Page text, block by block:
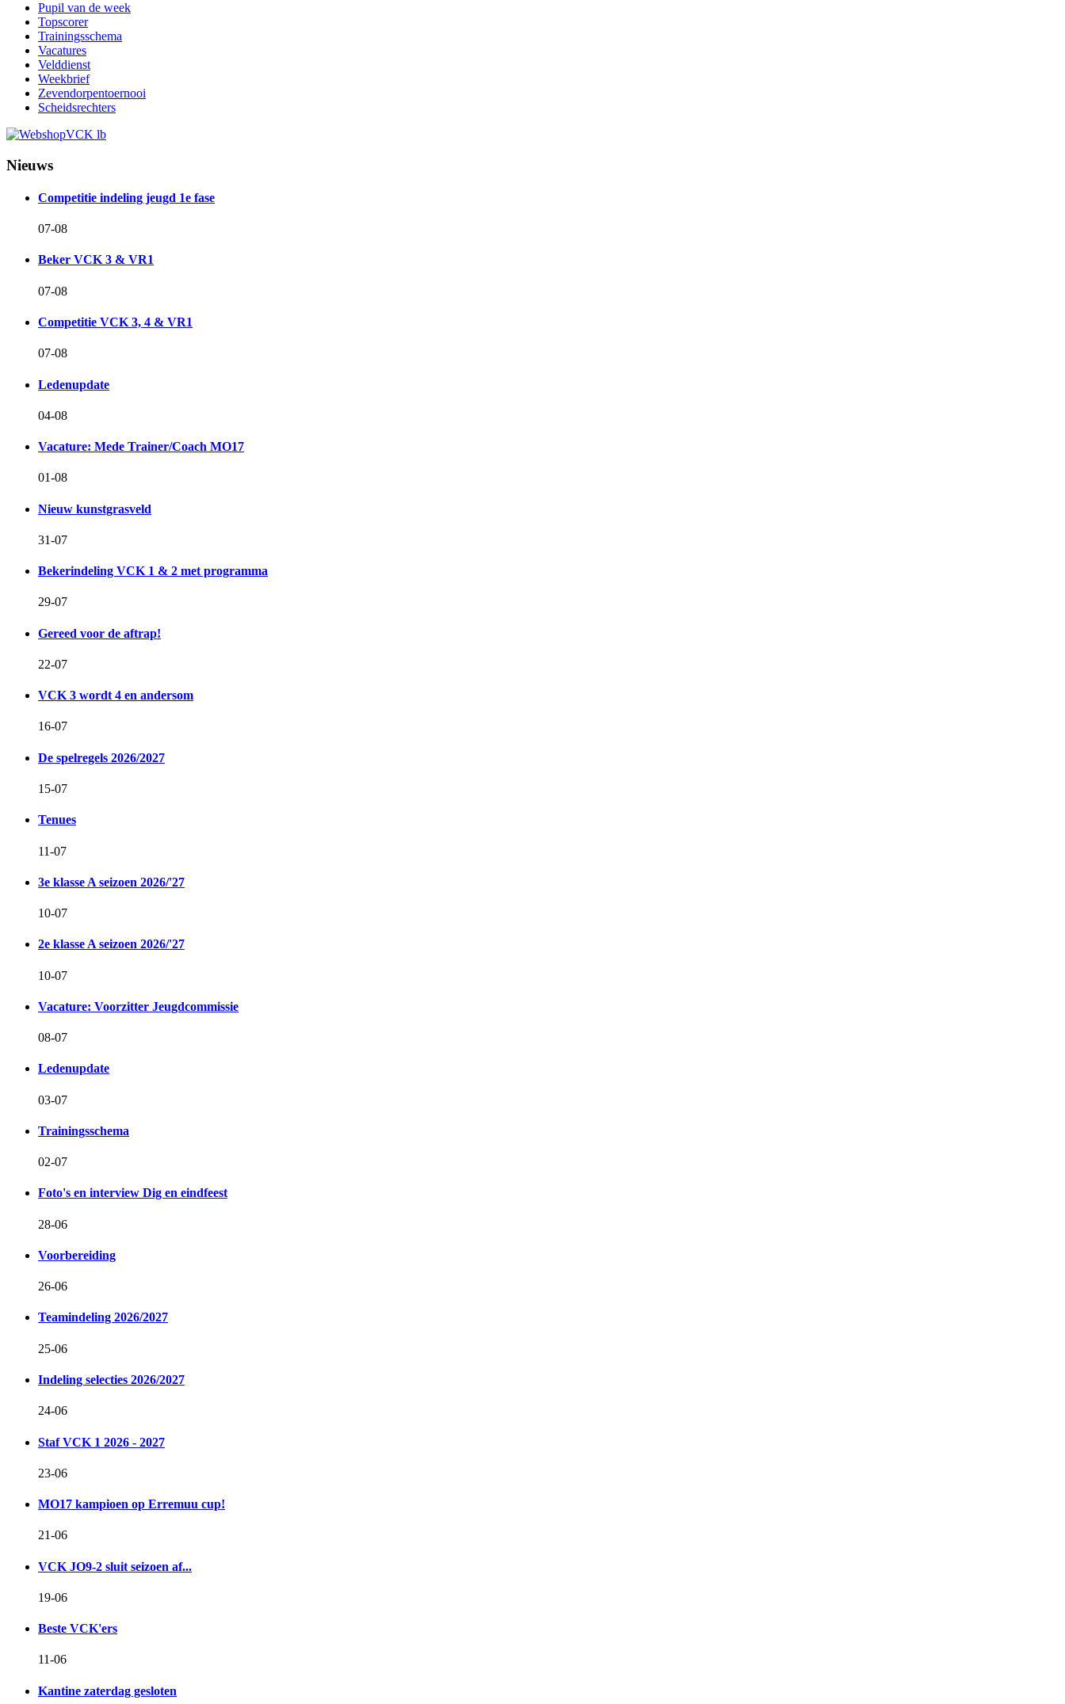
Pupil van de week
Topscorer
Trainingsschema
Vacatures
Velddienst
Weekbrief
Zevendorpentoernooi
Scheidsrechters
Nieuws
Competitie indeling jeugd 1e fase
07-08
Beker VCK 3 & VR1
07-08
Competitie VCK 3, 4 & VR1
07-08
Ledenupdate
04-08
Vacature: Mede Trainer/Coach MO17
01-08
Nieuw kunstgrasveld
31-07
Bekerindeling VCK 1 & 2 met programma
29-07
Gereed voor de aftrap!
22-07
VCK 3 wordt 4 en andersom
16-07
De spelregels 2026/2027
15-07
Tenues
11-07
3e klasse A seizoen 2026/'27
10-07
2e klasse A seizoen 2026/'27
10-07
Vacature: Voorzitter Jeugdcommissie
08-07
Ledenupdate
03-07
Trainingsschema
02-07
Foto's en interview Dig en eindfeest
28-06
Voorbereiding
26-06
Teamindeling 2026/2027
25-06
Indeling selecties 2026/2027
24-06
Staf VCK 1 2026 - 2027
23-06
MO17 kampioen op Erremuu cup!
21-06
VCK JO9-2 sluit seizoen af...
19-06
Beste VCK'ers
11-06
Kantine zaterdag gesloten